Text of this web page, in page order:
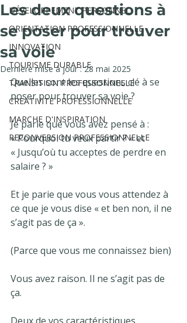
DÉVELOPPEMENT PERSONNEL
ORIENTATION PROFESSIONNELLE
INNOVATION
TOURISME DURABLE
TRANSITION PROFESSONNELLE
CREATIVITE PROFESSIONNELLE
MARCHE D'INSPIRATION
RECONVERSION PROFESSIONNELLE
Les deux questions à
se poser pour trouver
sa voie
Dernière mise à jour :28 mai 2025
Quelles sont les questions clé à se
poser pour trouver sa voie ?
Je parie que vous avez pensé à :
« Pourquoi tu veux partir ? » et
« Jusqu’où tu acceptes de perdre en
salaire ? »
Et je parie que vous vous attendez à
ce que je vous dise « et ben non, il ne
s’agit pas de ça ».
(Parce que vous me connaissez bien)
Vous avez raison. Il ne s’agit pas de
ça.